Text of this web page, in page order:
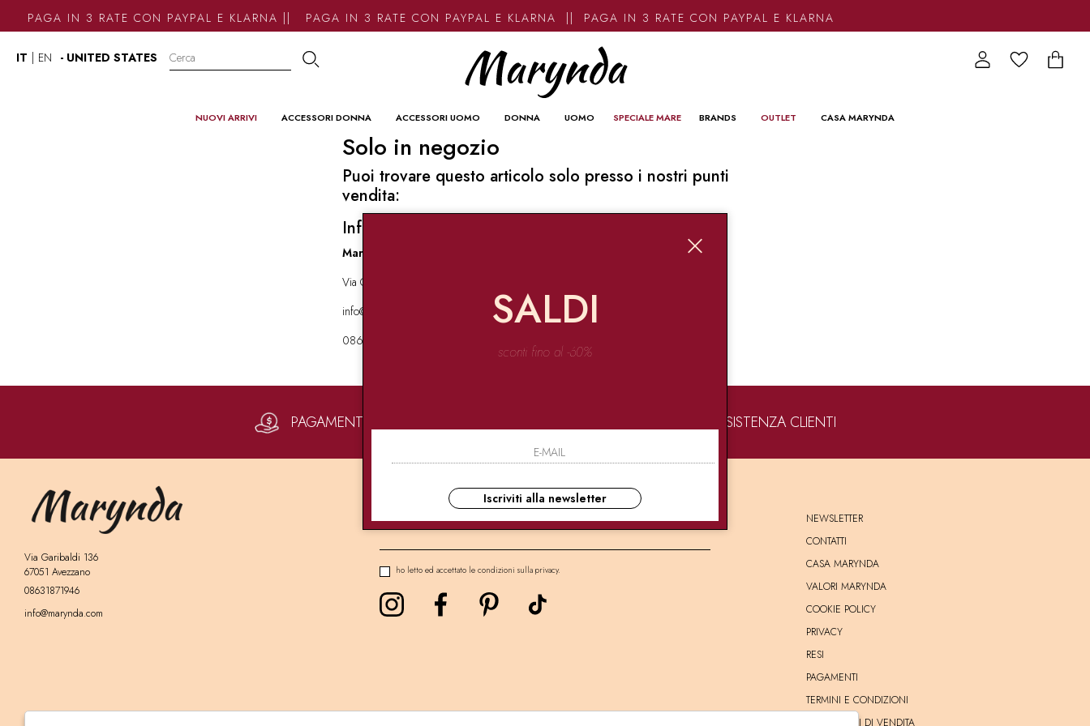
PAGA IN 3 RATE CON PAYPAL E KLARNA || PAGA IN 3 RATE CON PAYPAL E KLARNA || PAGA IN 3 RATE CON PAYPAL E KLARNA
IT EN - UNITED STATES
NUOVI ARRIVI ACCESSORI DONNA ACCESSORI UOMO DONNA UOMO SPECIALE MARE BRANDS OUTLET CASA MARYNDA
Solo in negozio
Puoi trovare questo articolo solo presso i nostri punti
vendita:
Info contatti
Marynda
Via Garibaldi 136 67051 Avezzano
info@marynda.com
08631871946
PAGAMENTI SICURI ASSISTENZA CLIENTI
Via Garibaldi 136
67051 Avezzano
08631871946
info@marynda.com
NEWSLETTER
ho letto ed accettato le condizioni sulla privacy.
NEWSLETTER
CONTATTI
CASA MARYNDA
VALORI MARYNDA
COOKIE POLICY
PRIVACY
RESI
PAGAMENTI
TERMINI E CONDIZIONI
CONDIZIONI DI VENDITA
SALDI
sconti fino al -60%
Iscriviti alla newsletter